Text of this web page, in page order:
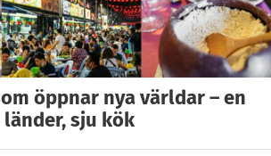
öppnar nya världar – en
sju kök